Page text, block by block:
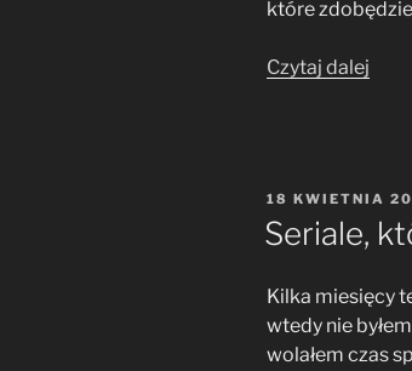
które
Czytaj dalej
OPUBLIKOWANE
W
18 KWIETNIA
Seriale,
Kilka miesięcy
wtedy nie
wolałem czas